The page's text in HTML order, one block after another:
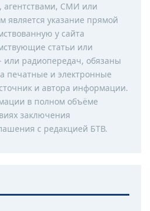
агентствами, СМИ или
является указание прямой
у сайта
статьи или
или радиопередач, обязаны
печатные и электронные
и автора информации.
в полном объёме
заключения
с редакцией БТВ.